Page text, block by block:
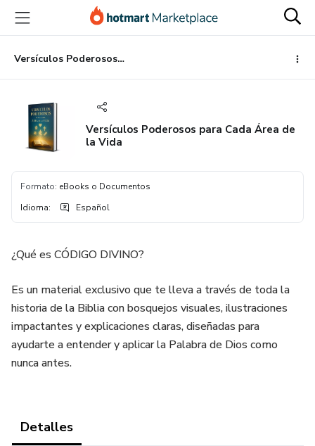
principal
página
de
página
Versículos Poderosos para Cada Área de la Vida
Versículos Poderosos para Cada Área de
la Vida
Formato: eBooks o Documentos
Idioma: Español
¿Qué es CÓDIGO DIVINO?
Es un material exclusivo que te lleva a través de toda la
historia de la Biblia con bosquejos visuales, ilustraciones
impactantes y explicaciones claras, diseñadas para
ayudarte a entender y aplicar la Palabra de Dios como
nunca antes.
Detalles